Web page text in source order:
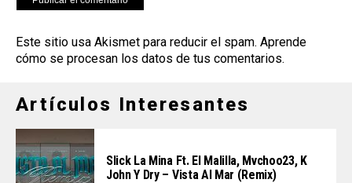
Este sitio usa Akismet para reducir el spam. Aprende
cómo se procesan los datos de tus comentarios.
Artículos Interesantes
Slick La Mina Ft. El Malilla, Mvchoo23, K
John Y Dry – Vista Al Mar (Remix)